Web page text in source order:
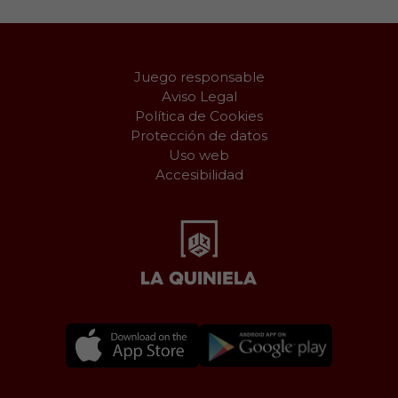
Juego responsable
Aviso Legal
Política de Cookies
Protección de datos
Uso web
Accesibilidad